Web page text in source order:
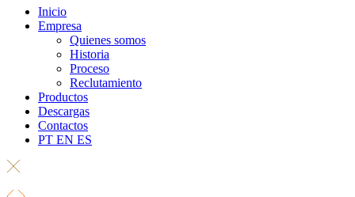
Inicio
Empresa
Quienes somos
Historia
Proceso
Reclutamiento
Productos
Descargas
Contactos
PT EN ES